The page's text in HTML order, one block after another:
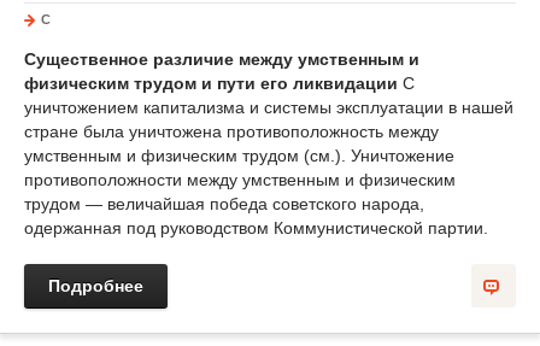
С
Существенное различие между умственным и
физическим трудом и пути его ликвидации С
уничтожением капитализма и системы эксплуатации в нашей
стране была уничтожена противоположность между
умственным и физическим трудом (см.). Уничтожение
противоположности между умственным и физическим
трудом — величайшая победа советского народа,
одержанная под руководством Коммунистической партии.
Подробнее